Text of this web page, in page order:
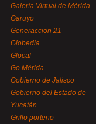
Galería Virtual de Mérida
Garuyo
Generaccion 21
Globedia
Glocal
Go Mérida
Gobierno de Jalisco
Gobierno del Estado de
Yucatán
Grillo porteño